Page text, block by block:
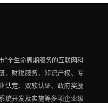
”全生命周期服务的互联网科
、财税服务、知识产权、专
认定、双软认证、政府奖励
统开发及实施等多项企业级